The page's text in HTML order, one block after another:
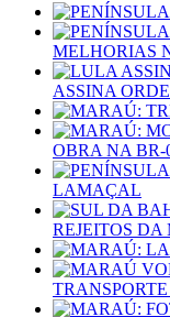
MELHORIAS
ASSINA
OBRA NA BR-
LAMAÇAL
REJEITOS